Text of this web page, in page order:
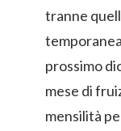
tranne
prossimo
mese di
mensilità